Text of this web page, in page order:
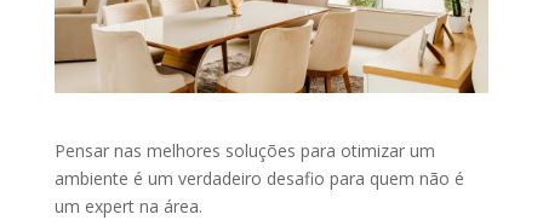
Pensar nas melhores soluções para otimizar um
ambiente é um verdadeiro desafio para quem não é
um expert na área.